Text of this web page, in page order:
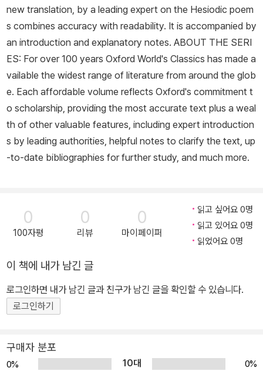
new translation, by a leading expert on the Hesiodic poem
s combines accuracy with readability. It is accompanied by
an introduction and explanatory notes. ABOUT THE SERI
ES: For over 100 years Oxford World's Classics has made a
vailable the widest range of literature from around the glob
e. Each affordable volume reflects Oxford's commitment t
o scholarship, providing the most accurate text plus a weal
th of other valuable features, including expert introduction
s by leading authorities, helpful notes to clarify the text, up
-to-date bibliographies for further study, and much more.
0
100자평
0
리뷰
0
마이페이퍼
읽고 싶어요 0명
읽고 있어요 0명
읽었어요 0명
이 책에 내가 남긴 글
로그인하면 내가 남긴 글과 친구가 남긴 글을 확인할 수 있습니다.
로그인하기
구매자 분포
0% 10대
0%